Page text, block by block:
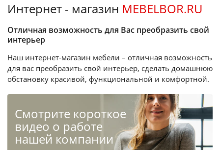
Интернет - магазин MEBELBOR.RU
Отличная возможность для Вас преобразить свой
интерьер
Наш интернет-магазин мебели – отличная возможность
для вас преобразить свой интерьер, сделать домашнюю
обстановку красивой, функциональной и комфортной.
Cмотрите короткое
видео о работе
нашей компании